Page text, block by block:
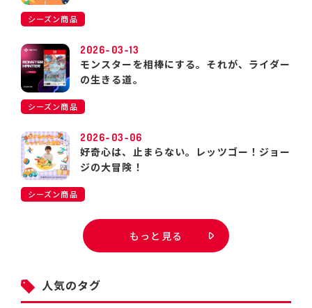
シーズン商品
2026-03-13
モンスターを相棒にする。それが、ライダー
の生きる道。
シーズン商品
2026-03-06
好奇心は、止まらない。レッツゴー！ジョー
ジの大冒険！
シーズン商品
もっと見る
人気のタグ